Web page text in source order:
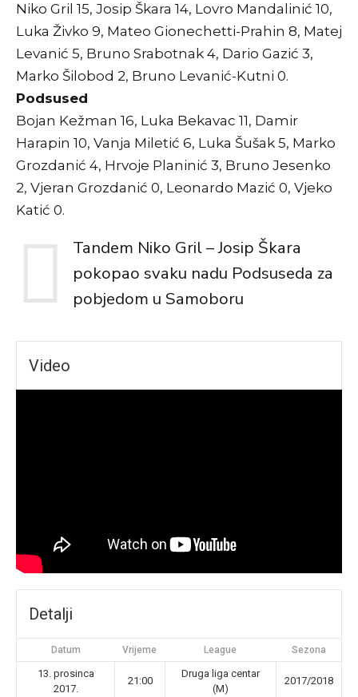
Niko Gril 15, Josip Škara 14, Lovro Mandalinić 10,
Luka Živko 9, Mateo Gionechetti-Prahin 8, Matej
Levanić 5, Bruno Srabotnak 4, Dario Gazić 3,
Marko Šilobod 2, Bruno Levanić-Kutni 0.
Podsused
Bojan Kežman 16, Luka Bekavac 11, Damir
Harapin 10, Vanja Miletić 6, Luka Šušak 5, Marko
Grozdanić 4, Hrvoje Planinić 3, Bruno Jesenko
2, Vjeran Grozdanić 0, Leonardo Mazić 0, Vjeko
Katić 0.
Tandem Niko Gril – Josip Škara
pokopao svaku nadu Podsuseda za
pobjedom u Samoboru
Video
Detalji
Datum Vrijeme League Sezona
13. prosinca
2017.
21:00
Druga liga centar
(M)
2017/2018